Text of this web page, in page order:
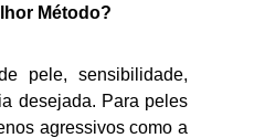
Método?
pele, sensibilidade,
desejada. Para peles
agressivos como a